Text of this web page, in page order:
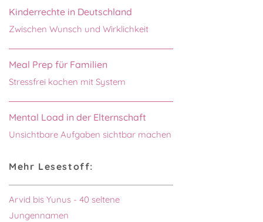
Kinderrechte in Deutschland
Zwischen Wunsch und Wirklichkeit
Meal Prep für Familien
Stressfrei kochen mit System
Mental Load in der Elternschaft
Unsichtbare Aufgaben sichtbar machen
Mehr Lesestoff:
Arvid bis Yunus - 40 seltene
Jungennamen